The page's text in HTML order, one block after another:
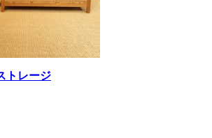
トレージ